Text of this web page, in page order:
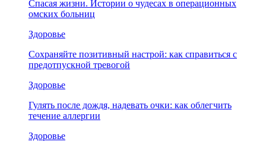
Спасая жизни. Истории о чудесах в операционных
омских больниц
Здоровье
Сохраняйте позитивный настрой: как справиться с
предотпускной тревогой
Здоровье
Гулять после дождя, надевать очки: как облегчить
течение аллергии
Здоровье